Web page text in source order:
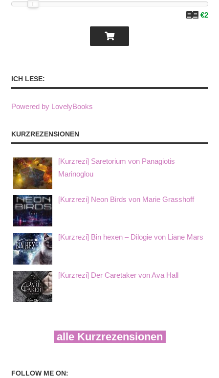
€2
ICH LESE:
Powered by LovelyBooks
KURZREZENSIONEN
[Kurzrezi] Saretorium von Panagiotis
Marinoglou
[Kurzrezi] Neon Birds von Marie Grasshoff
[Kurzrezi] Bin hexen – Dilogie von Liane Mars
[Kurzrezi] Der Caretaker von Ava Hall
alle Kurzrezensionen
FOLLOW ME ON: